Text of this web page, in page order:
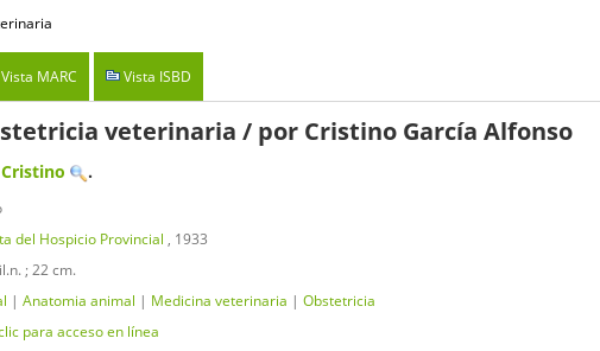
Vista MARC Vista ISBD
veterinaria / por Cristino García Alfonso
.
del Hospicio Provincial , 1933
; 22 cm.
| Anatomia animal | Medicina veterinaria | Obstetricia
para acceso en línea